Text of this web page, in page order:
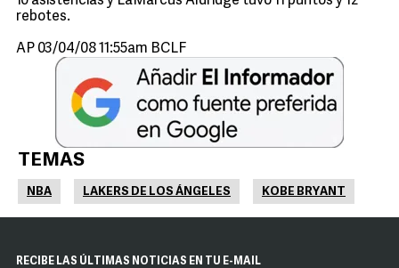
rebotes.
AP 03/04/08 11:55am BCLF
TEMAS
NBA LAKERS DE LOS ÁNGELES KOBE BRYANT
RECIBE LAS ÚLTIMAS NOTICIAS EN TU E-MAIL